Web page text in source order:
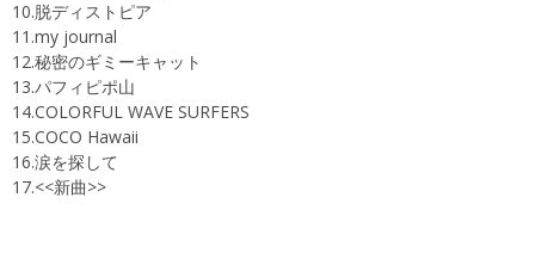
10.脱ディストピア
11.my journal
12.秘密のギミーキャット
13.パフィピポ山
14.COLORFUL WAVE SURFERS
15.COCO Hawaii
16.涙を探して
17.<<新曲>>